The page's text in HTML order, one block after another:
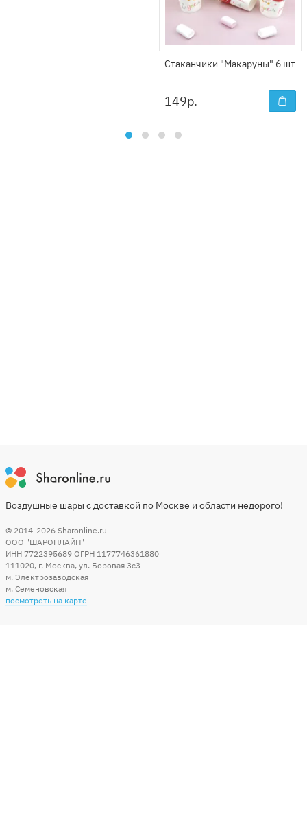
Стаканчики "Макаруны" 6 шт
149р.
Воздушные шары с доставкой по Москве и области недорого!
© 2014-2026 Sharonline.ru
ООО "ШАРОНЛАЙН"
ИНН 7722395689 ОГРН 1177746361880
111020, г. Москва, ул. Боровая 3c3
м. Электрозаводская
м. Семеновская
посмотреть на карте